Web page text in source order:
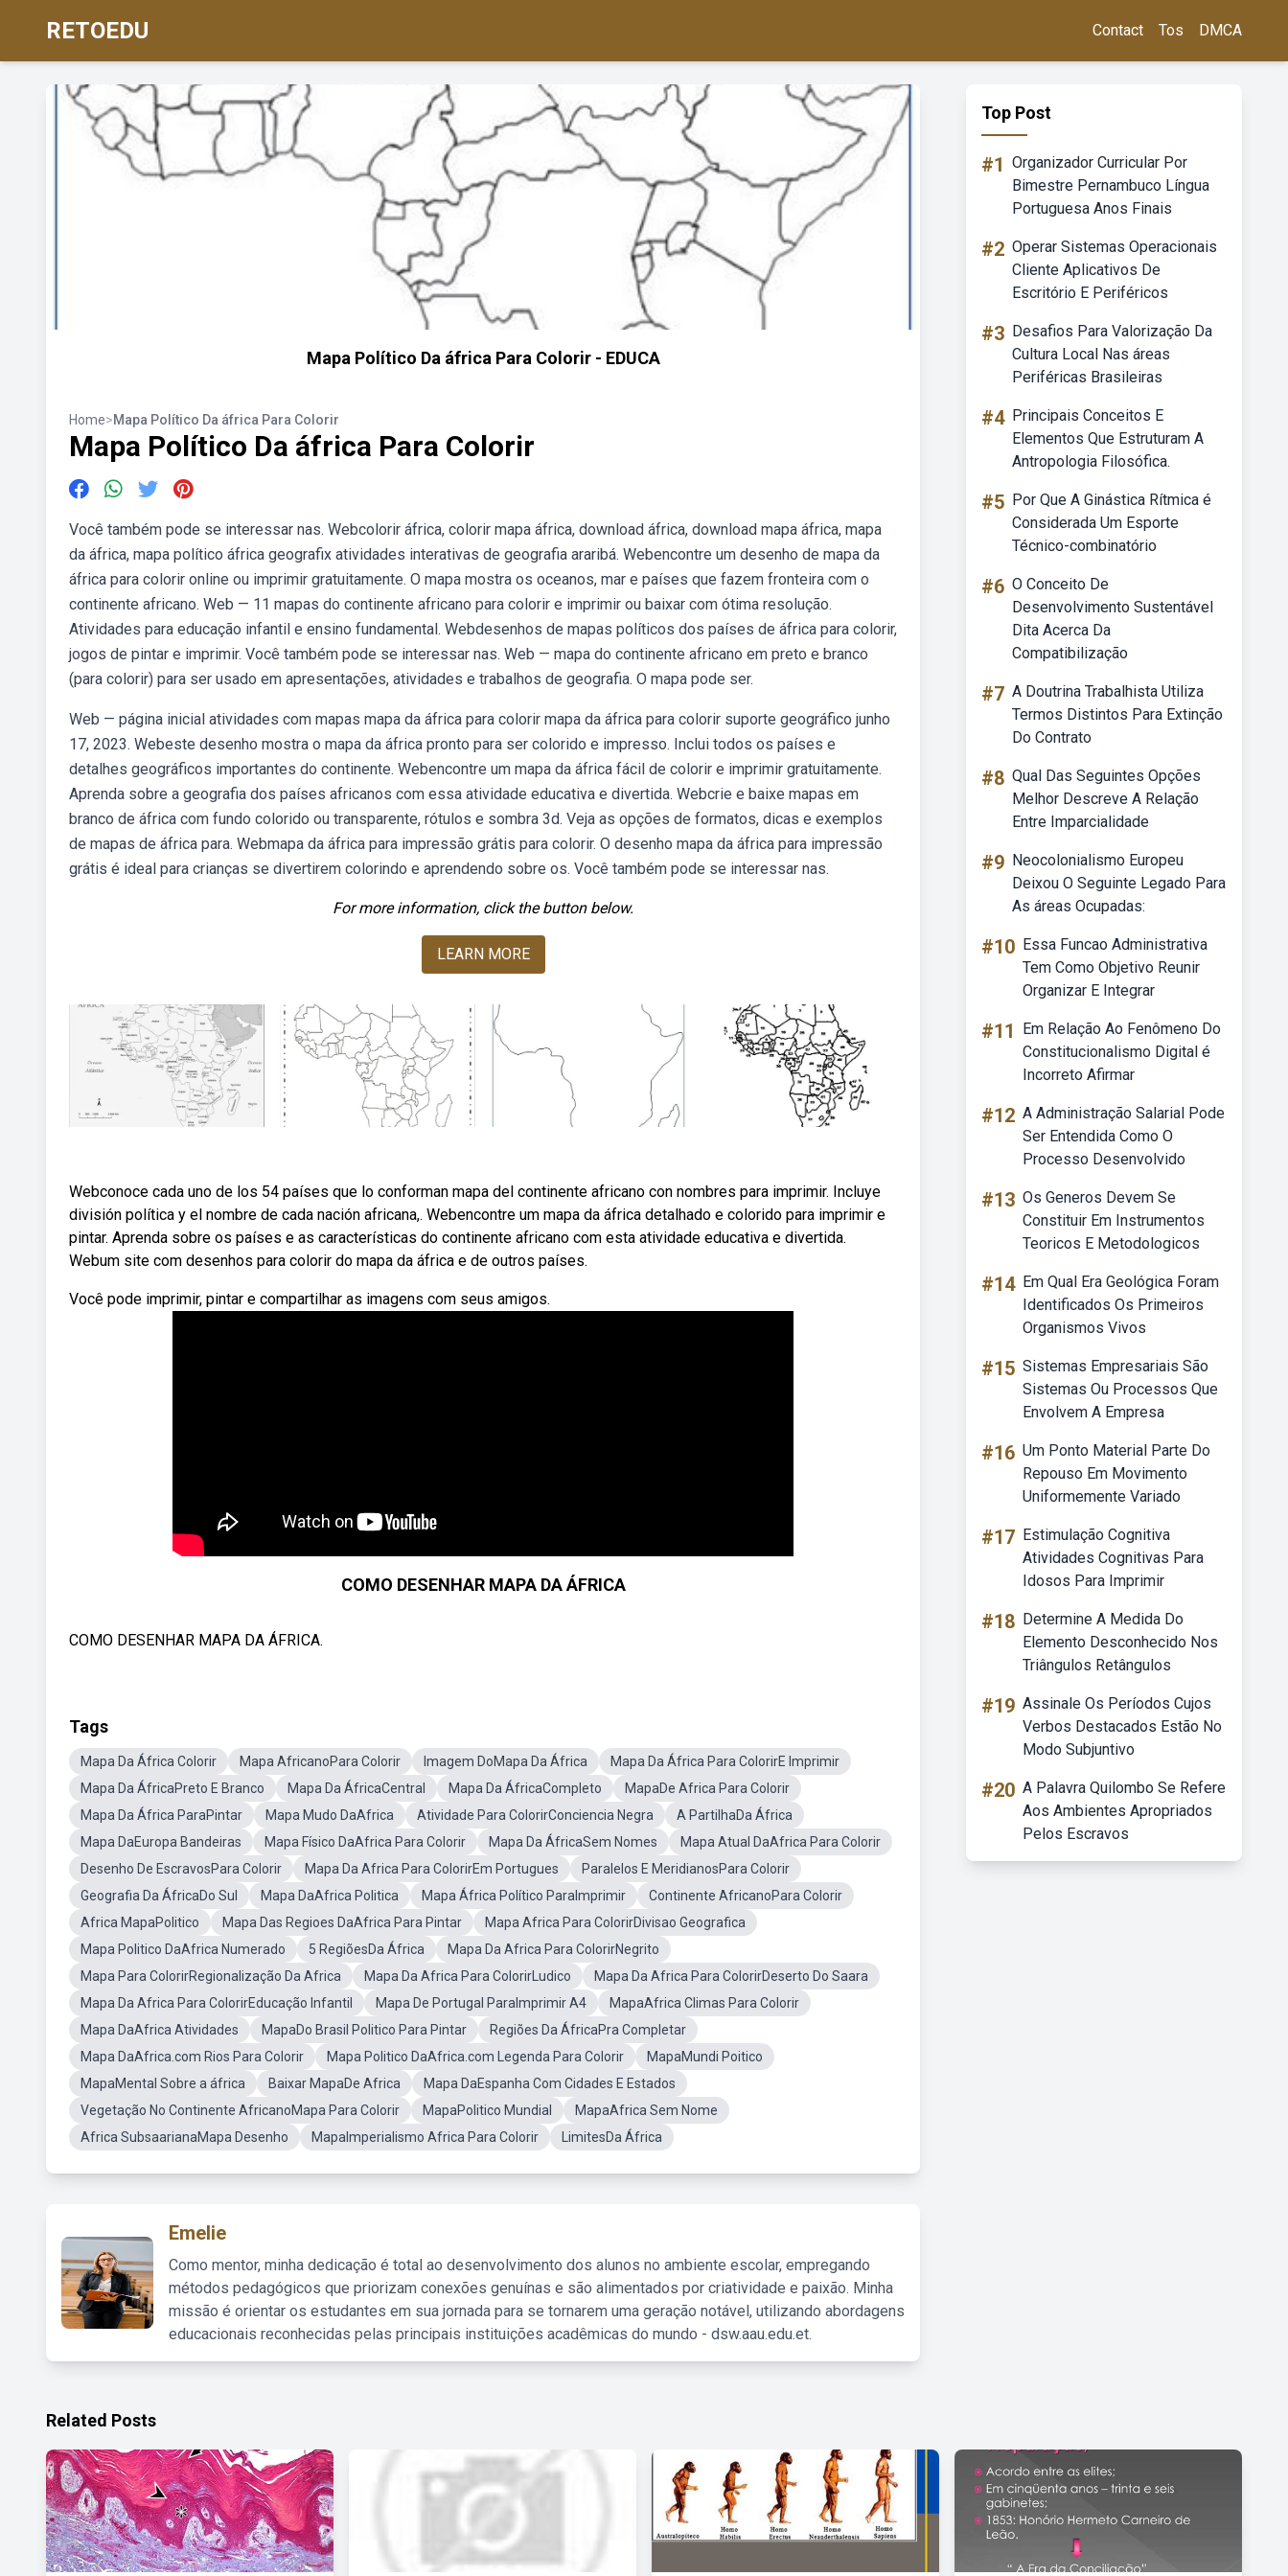
RETOEDU Contact Tos DMCA
Mapa Político Da áfrica Para Colorir - EDUCA
Home>Mapa Político Da áfrica Para Colorir
Mapa Político Da áfrica Para Colorir
Você também pode se interessar nas. Webcolorir áfrica, colorir mapa áfrica, download áfrica, download mapa áfrica, mapa
da áfrica, mapa político áfrica geografix atividades interativas de geografia araribá. Webencontre um desenho de mapa da
áfrica para colorir online ou imprimir gratuitamente. O mapa mostra os oceanos, mar e países que fazem fronteira com o
continente africano. Web — 11 mapas do continente africano para colorir e imprimir ou baixar com ótima resolução.
Atividades para educação infantil e ensino fundamental. Webdesenhos de mapas políticos dos países de áfrica para colorir,
jogos de pintar e imprimir. Você também pode se interessar nas. Web — mapa do continente africano em preto e branco
(para colorir) para ser usado em apresentações, atividades e trabalhos de geografia. O mapa pode ser.
Web — página inicial atividades com mapas mapa da áfrica para colorir mapa da áfrica para colorir suporte geográfico junho
17, 2023. Webeste desenho mostra o mapa da áfrica pronto para ser colorido e impresso. Inclui todos os países e
detalhes geográficos importantes do continente. Webencontre um mapa da áfrica fácil de colorir e imprimir gratuitamente.
Aprenda sobre a geografia dos países africanos com essa atividade educativa e divertida. Webcrie e baixe mapas em
branco de áfrica com fundo colorido ou transparente, rótulos e sombra 3d. Veja as opções de formatos, dicas e exemplos
de mapas de áfrica para. Webmapa da áfrica para impressão grátis para colorir. O desenho mapa da áfrica para impressão
grátis é ideal para crianças se divertirem colorindo e aprendendo sobre os. Você também pode se interessar nas.
For more information, click the button below.
LEARN MORE
Webconoce cada uno de los 54 países que lo conforman mapa del continente africano con nombres para imprimir. Incluye
división política y el nombre de cada nación africana,. Webencontre um mapa da áfrica detalhado e colorido para imprimir e
pintar. Aprenda sobre os países e as características do continente africano com esta atividade educativa e divertida.
Webum site com desenhos para colorir do mapa da áfrica e de outros países.
Você pode imprimir, pintar e compartilhar as imagens com seus amigos.
COMO DESENHAR MAPA DA ÁFRICA
COMO DESENHAR MAPA DA ÁFRICA.
Tags
Mapa Da África Colorir Mapa AfricanoPara Colorir Imagem DoMapa Da África
Mapa Da África Para ColorirE Imprimir
Mapa Da ÁfricaPreto E Branco
Mapa Da ÁfricaCentral Mapa Da ÁfricaCompleto
MapaDe Africa Para Colorir
Mapa Da África ParaPintar
Mapa Mudo DaAfrica Atividade Para ColorirConciencia Negra
A PartilhaDa África
Mapa DaEuropa Bandeiras
Mapa Físico DaAfrica Para Colorir Mapa Da ÁfricaSem Nomes
Mapa Atual DaAfrica Para Colorir
Desenho De EscravosPara Colorir
Mapa Da Africa Para ColorirEm Portugues
Paralelos E MeridianosPara Colorir
Geografia Da ÁfricaDo Sul
Mapa DaAfrica Politica Mapa África Político ParaImprimir
Continente AfricanoPara Colorir
Africa MapaPolitico
Mapa Das Regioes DaAfrica Para Pintar
Mapa Africa Para ColorirDivisao Geografica
Mapa Politico DaAfrica Numerado
5 RegiõesDa África
Mapa Da Africa Para ColorirNegrito
Mapa Para ColorirRegionalização Da Africa
Mapa Da Africa Para ColorirLudico
Mapa Da Africa Para ColorirDeserto Do Saara
Mapa Da Africa Para ColorirEducação Infantil
Mapa De Portugal ParaImprimir A4
MapaAfrica Climas Para Colorir
Mapa DaAfrica Atividades
MapaDo Brasil Politico Para Pintar
Regiões Da ÁfricaPra Completar
Mapa DaAfrica.com Rios Para Colorir
Mapa Politico DaAfrica.com Legenda Para Colorir
MapaMundi Poitico
MapaMental Sobre a áfrica
Baixar MapaDe Africa
Mapa DaEspanha Com Cidades E Estados
Vegetação No Continente AfricanoMapa Para Colorir
MapaPolitico Mundial
MapaAfrica Sem Nome
Africa SubsaarianaMapa Desenho
MapaImperialismo Africa Para Colorir LimitesDa África
Emelie
Como mentor, minha dedicação é total ao desenvolvimento dos alunos no ambiente escolar, empregando
métodos pedagógicos que priorizam conexões genuínas e são alimentados por criatividade e paixão. Minha
missão é orientar os estudantes em sua jornada para se tornarem uma geração notável, utilizando abordagens
educacionais reconhecidas pelas principais instituições acadêmicas do mundo - dsw.aau.edu.et.
Top Post
#1 Organizador Curricular Por
Bimestre Pernambuco Língua
Portuguesa Anos Finais
#2 Operar Sistemas Operacionais
Cliente Aplicativos De
Escritório E Periféricos
#3 Desafios Para Valorização Da
Cultura Local Nas áreas
Periféricas Brasileiras
#4 Principais Conceitos E
Elementos Que Estruturam A
Antropologia Filosófica.
#5 Por Que A Ginástica Rítmica é
Considerada Um Esporte
Técnico-combinatório
#6 O Conceito De
Desenvolvimento Sustentável
Dita Acerca Da
Compatibilização
#7 A Doutrina Trabalhista Utiliza
Termos Distintos Para Extinção
Do Contrato
#8 Qual Das Seguintes Opções
Melhor Descreve A Relação
Entre Imparcialidade
#9 Neocolonialismo Europeu
Deixou O Seguinte Legado Para
As áreas Ocupadas:
#10 Essa Funcao Administrativa
Tem Como Objetivo Reunir
Organizar E Integrar
#11
Em Relação Ao Fenômeno Do
Constitucionalismo Digital é
Incorreto Afirmar
#12 A Administração Salarial Pode
Ser Entendida Como O
Processo Desenvolvido
#13 Os Generos Devem Se
Constituir Em Instrumentos
Teoricos E Metodologicos
#14 Em Qual Era Geológica Foram
Identificados Os Primeiros
Organismos Vivos
#15 Sistemas Empresariais São
Sistemas Ou Processos Que
Envolvem A Empresa
#16 Um Ponto Material Parte Do
Repouso Em Movimento
Uniformemente Variado
#17 Estimulação Cognitiva
Atividades Cognitivas Para
Idosos Para Imprimir
#18 Determine A Medida Do
Elemento Desconhecido Nos
Triângulos Retângulos
#19 Assinale Os Períodos Cujos
Verbos Destacados Estão No
Modo Subjuntivo
#20 A Palavra Quilombo Se Refere
Aos Ambientes Apropriados
Pelos Escravos
Related Posts